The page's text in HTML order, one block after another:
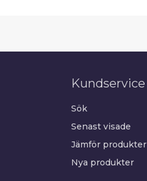
Kundservice
Sök
Senast visade
Jämför produkter
Nya produkter